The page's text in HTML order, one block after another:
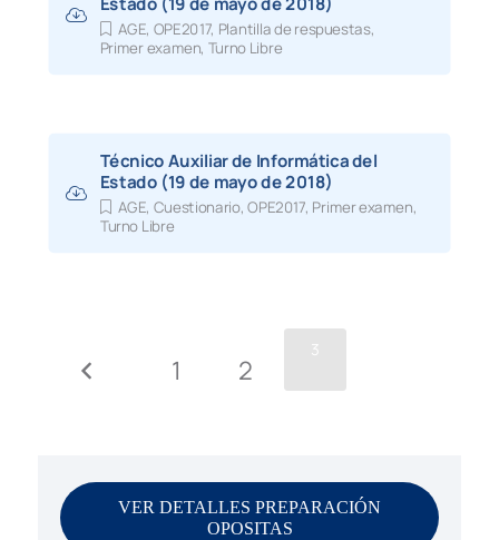
AGE, OPE2017, Plantilla de respuestas,
Primer examen, Turno Libre
Técnico Auxiliar de Informática del
Estado (19 de mayo de 2018)
AGE, Cuestionario,OPE2017, Primer examen,
Turno Libre
1 2
3
VER DETALLES PREPARACIÓN
OPOSITAS